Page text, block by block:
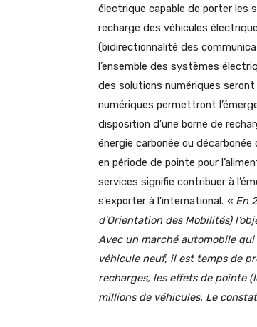
électrique capable de porter les
recharge des véhicules
(bidirectionnalité des
l’ensemble des systèmes
des solutions numériques
numériques permettront
disposition d’une borne de
énergie carbonée ou
en période de pointe pour
services signifie contribuer à
s’exporter à l’international. « En
d’Orientation des Mobilités)
Avec un marché automobile
véhicule neuf, il est temps de
recharges, les effets de pointe
millions de véhicules. Le